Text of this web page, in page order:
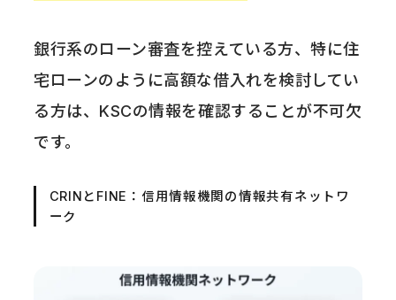
銀行系のローン審査を控えている方、特に住
宅ローンのように高額な借入れを検討してい
る方は、KSCの情報を確認することが不可欠
です。
CRINとFINE：信用情報機関の情報共有ネットワ
ーク